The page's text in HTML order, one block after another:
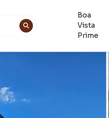
Boa
Vista
Prime